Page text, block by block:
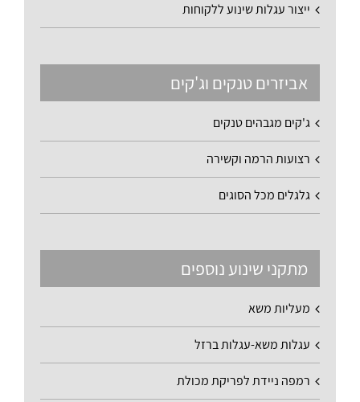
ייצור עגלות שינוע ללקוחות
אביזרים טנקים וג'קים
ג'קים מגבהים טנקים
רצועות הרמה וקשירה
גלגלים מכל הסוגים
מתקני שינוע נוספים
מעליות משא
עגלות משא-עגלות ברזל
רמפה ניידת לפריקת מכולת